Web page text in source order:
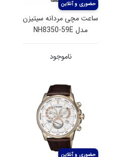
ساعت مچی مردانه سیتیزن
مدل NH8350-59E
ناموجود